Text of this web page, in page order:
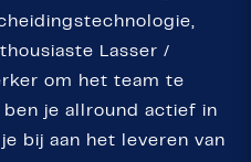
Lasser /
om het team te
je allround actief in
bij aan het leveren van